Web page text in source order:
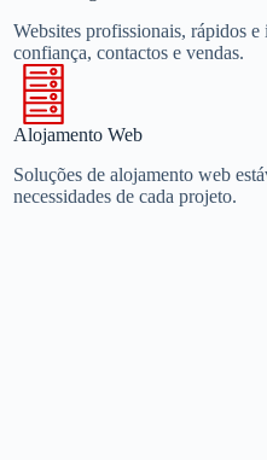
Websites profissionais, rápidos
confiança, contactos e vendas.
Alojamento Web
Soluções de alojamento web
necessidades de cada projeto.